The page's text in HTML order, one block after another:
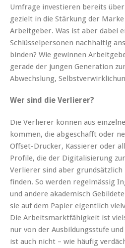
Umfrage investieren bereits
gezielt in die Stärkung der
Arbeitgeber. Was ist aber dabei
Schlüsselpersonen nachhaltig
binden? Wie gewinnen
gerade der jungen Generation
Abwechslung,
Wer sind die Verlierer?
Die Verlierer können aus
kommen, die abgeschafft oder
Offset-Drucker, Kassierer oder
Profile, die der Digitalisierung
Verlierer sind aber grundsätzlich
finden. So werden regelmässig
und andere akademisch
sie auf dem Papier eigentlich
Die Arbeitsmarktfähigkeit ist
nur von der Ausbildungsstufe
ist auch nicht – wie häufig